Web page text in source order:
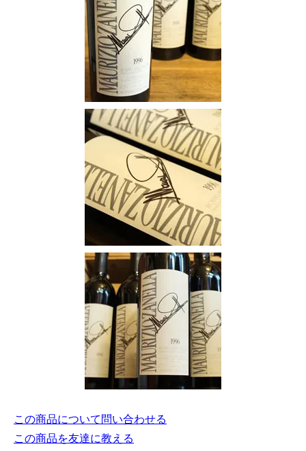
この商品について問い合わせる
この商品を友達に教える